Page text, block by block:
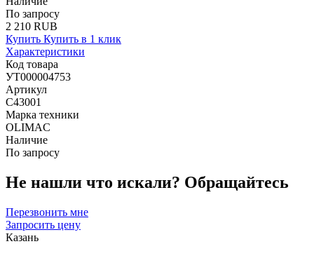
По запросу
2 210 RUB
Купить Купить в 1 клик
Характеристики
Код товара
УТ000004753
Артикул
C43001
Марка техники
OLIMAC
Наличие
По запросу
Не нашли что искали? Обращайтесь
Перезвонить мне
Запросить цену
Казань